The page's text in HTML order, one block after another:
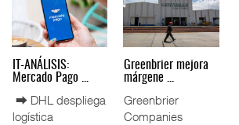
IT-ANÁLISIS: Puerto
Lázar ...
⮕ Canal de
Panamá reducirá
La ATTRAPI licita
red de ...
La Agencia de
Trenes y